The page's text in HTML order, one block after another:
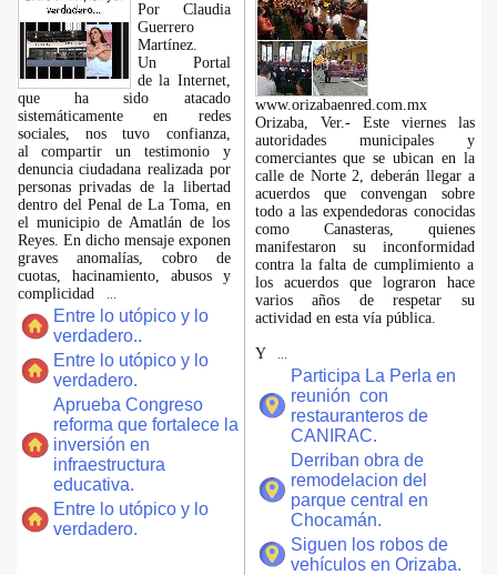
Por Claudia
Guerrero
Martínez.
​Un Portal
de la Internet,
que ha sido atacado
sistemáticamente en redes
sociales, nos tuvo confianza,
al compartir un testimonio y
denuncia ciudadana realizada por
personas privadas de la libertad
dentro del Penal de La Toma, en
el municipio de Amatlán de los
Reyes. En dicho mensaje exponen
graves anomalías, cobro de
cuotas, hacinamiento, abusos y
complicidad
Entre lo utópico y lo
verdadero..
Entre lo utópico y lo
verdadero.
Aprueba Congreso
reforma que fortalece la
inversión en
infraestructura
educativa.
Entre lo utópico y lo
verdadero.
www.orizabaenred.com.mx
Orizaba, Ver.- Este viernes las
autoridades municipales y
comerciantes que se ubican en la
calle de Norte 2, deberán llegar a
acuerdos que convengan sobre
todo a las expendedoras conocidas
como Canasteras, quienes
manifestaron su inconformidad
contra la falta de cumplimiento a
los acuerdos que lograron hace
varios años de respetar su
actividad en esta vía pública.
Y
Participa La Perla en
reunión con
restauranteros de
CANIRAC.
Derriban obra de
remodelacion del
parque central en
Chocamán.
Siguen los robos de
vehículos en Orizaba.